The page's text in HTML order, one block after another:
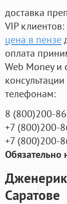
доставка
VIP
цена в пензе
оплата
Web Money и
телефонам:
8 (800)200-
+7 (800)200-
+7 (800)200-
Обязательно
Дженерик
Саратове